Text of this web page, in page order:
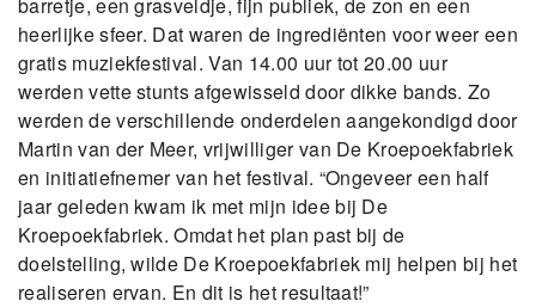
heerlijke sfeer. Dat waren de ingrediënten voor weer een
gratis muziekfestival. Van 14.00 uur tot 20.00 uur
werden vette stunts afgewisseld door dikke bands. Zo
werden de verschillende onderdelen aangekondigd door
Martin van der Meer, vrijwilliger van De Kroepoekfabriek
en initiatiefnemer van het festival. “Ongeveer een half
jaar geleden kwam ik met mijn idee bij De
Kroepoekfabriek. Omdat het plan past bij de
doelstelling, wilde De Kroepoekfabriek mij helpen bij het
realiseren ervan. En dit is het resultaat!”